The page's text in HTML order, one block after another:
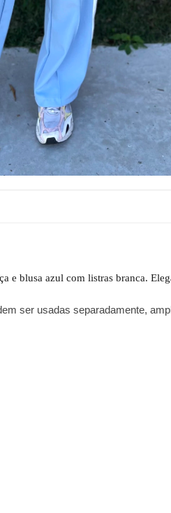
e blusa azul com listras branca.
ser usadas separadamente,